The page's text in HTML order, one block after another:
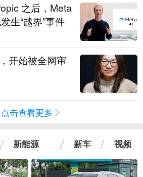
之后，Meta
生“越界”事件
开始被全网审
点击查看更多
新能源 新车 视频